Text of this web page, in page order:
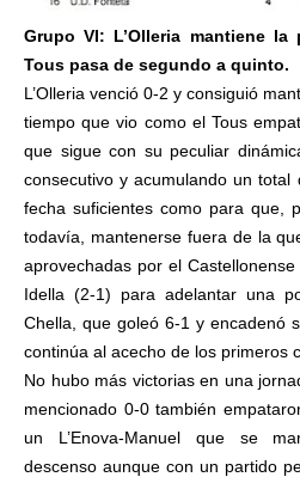
Grupo VI: L’Olleria mantiene
Tous pasa de segundo a quinto.
L’Olleria venció 0-2 y consiguió
tiempo que vio como el Tous
que sigue con su peculiar
consecutivo y acumulando un total
fecha suficientes como para que,
todavía, mantenerse fuera de la
aprovechadas por el
Idella (2-1) para adelantar una
Chella, que goleó 6-1 y encadenó
continúa al acecho de los primeros
No hubo más victorias en una
mencionado 0-0 también
un L’Enova-Manuel que se
descenso aunque con un partido